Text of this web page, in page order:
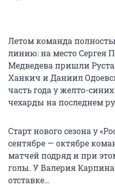
Летом команда
линию: на место Сергея
Медведева пришли
Ханкич и Даниил
часть года у желто-
чехарды на последнем
Старт нового сезона у
сентябре — октябре
матчей подряд и при
голы. У Валерия
отставке…